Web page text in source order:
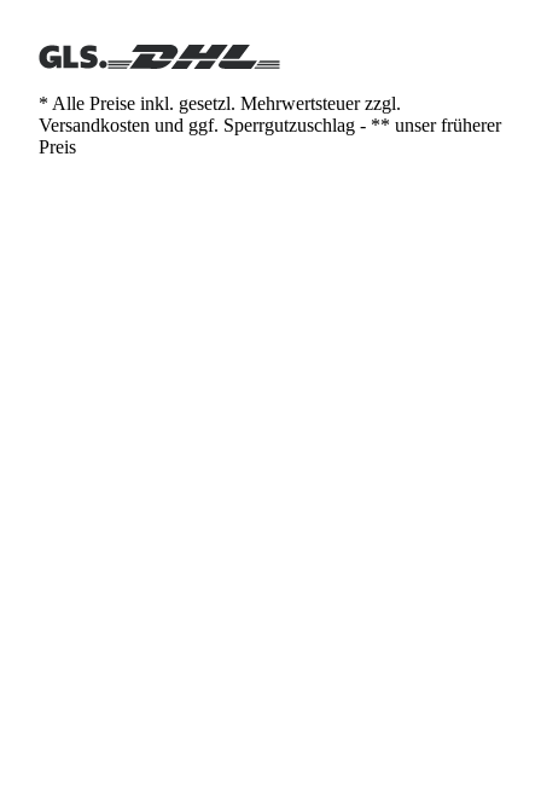
* Alle Preise inkl. gesetzl. Mehrwertsteuer zzgl.
Versandkosten und ggf. Sperrgutzuschlag - ** unser früherer
Preis